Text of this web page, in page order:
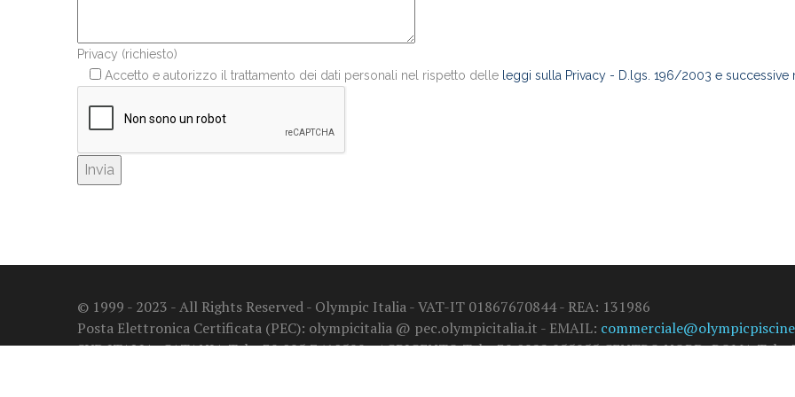
Privacy (richiesto)
Accetto e autorizzo il trattamento dei dati personali nel rispetto delle leggi sulla Privacy - D.lgs. 196/2003 e successive
© 1999 - 2023 - All Rights Reserved - Olympic Italia - VAT-IT 01867670844 - REA: 131986
Posta Elettronica Certificata (PEC): olympicitalia @ pec.olympicitalia.it - EMAIL:
SUD ITALIA: CATANIA Tel. +39 095 7410599 - AGRIGENTO Tel. +39 0922 855955 CENTRO NORD: ROMA